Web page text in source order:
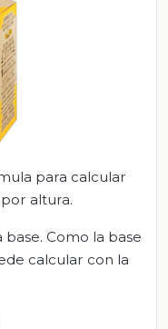
para calcular
altura.
Como la base
calcular con la